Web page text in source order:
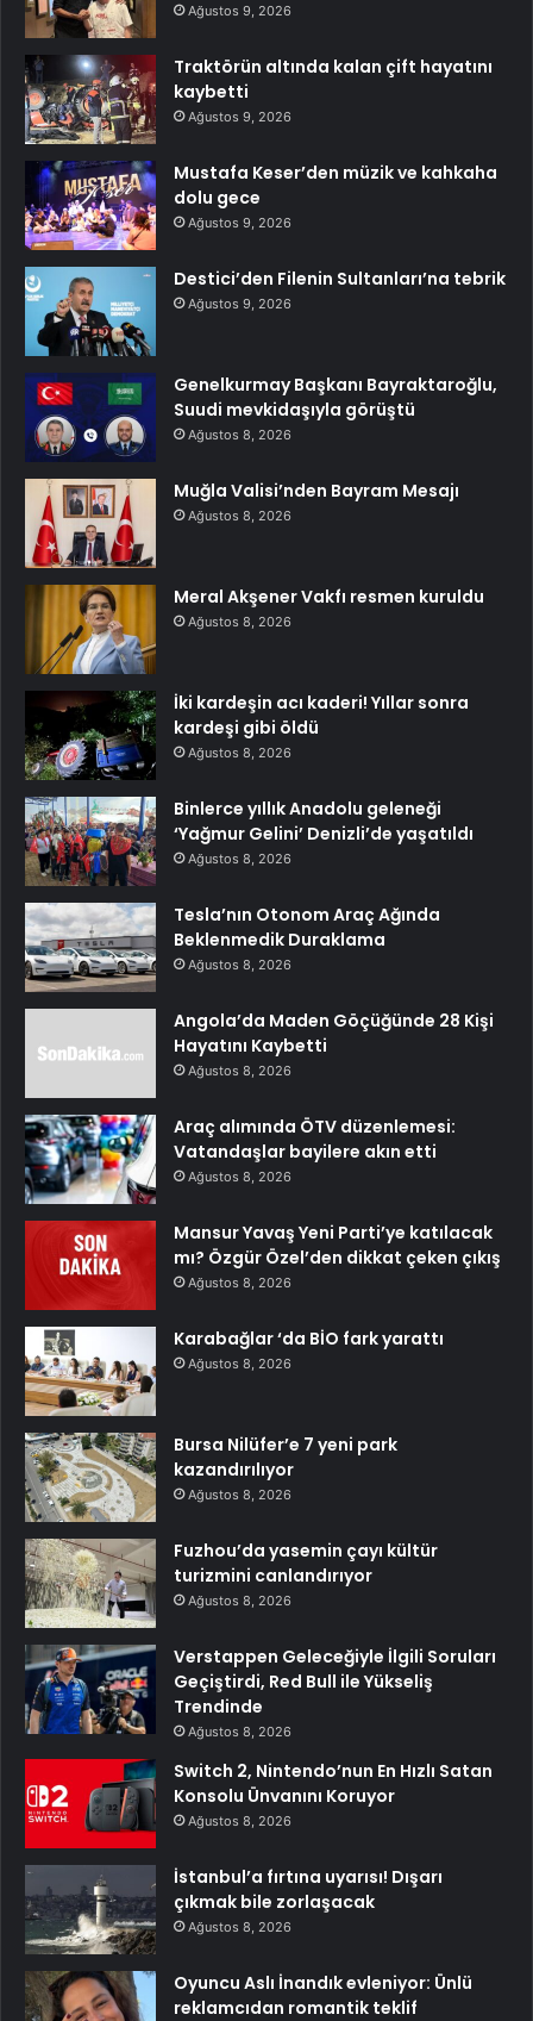
Ağustos 9, 2026
Traktörün altında kalan çift hayatını
kaybetti
Ağustos 9, 2026
Mustafa Keser’den müzik ve kahkaha
dolu gece
Ağustos 9, 2026
Destici’den Filenin Sultanları’na tebrik
Ağustos 9, 2026
Genelkurmay Başkanı Bayraktaroğlu,
Suudi mevkidaşıyla görüştü
Ağustos 8, 2026
Muğla Valisi’nden Bayram Mesajı
Ağustos 8, 2026
Meral Akşener Vakfı resmen kuruldu
Ağustos 8, 2026
İki kardeşin acı kaderi! Yıllar sonra
kardeşi gibi öldü
Ağustos 8, 2026
Binlerce yıllık Anadolu geleneği
‘Yağmur Gelini’ Denizli’de yaşatıldı
Ağustos 8, 2026
Tesla’nın Otonom Araç Ağında
Beklenmedik Duraklama
Ağustos 8, 2026
Angola’da Maden Göçüğünde 28 Kişi
Hayatını Kaybetti
Ağustos 8, 2026
Araç alımında ÖTV düzenlemesi:
Vatandaşlar bayilere akın etti
Ağustos 8, 2026
Mansur Yavaş Yeni Parti’ye katılacak
mı? Özgür Özel’den dikkat çeken çıkış
Ağustos 8, 2026
Karabağlar ‘da BİO fark yarattı
Ağustos 8, 2026
Bursa Nilüfer’e 7 yeni park
kazandırılıyor
Ağustos 8, 2026
Fuzhou’da yasemin çayı kültür
turizmini canlandırıyor
Ağustos 8, 2026
Verstappen Geleceğiyle İlgili Soruları
Geçiştirdi, Red Bull ile Yükseliş
Trendinde
Ağustos 8, 2026
Switch 2, Nintendo’nun En Hızlı Satan
Konsolu Ünvanını Koruyor
Ağustos 8, 2026
İstanbul’a fırtına uyarısı! Dışarı
çıkmak bile zorlaşacak
Ağustos 8, 2026
Oyuncu Aslı İnandık evleniyor: Ünlü
reklamcıdan romantik teklif